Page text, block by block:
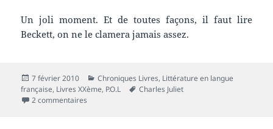
Un joli moment. Et de toutes façons, il faut lire
Beckett, on ne le clamera jamais assez.
Publié
le
7 février 2010 Catégories
Chroniques Livres, Littérature en langue
française, Livres XXème, P.O.L
Mots-
Charles Juliet
2 commentaires